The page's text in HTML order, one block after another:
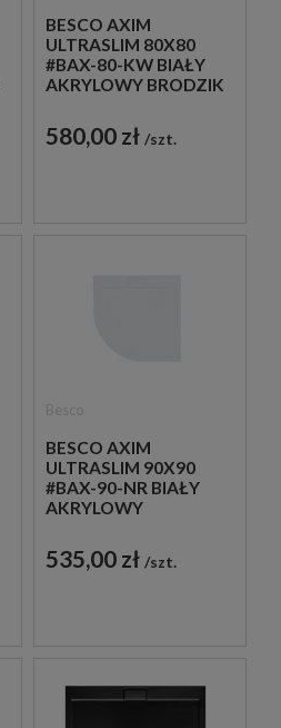
BESCO AXIM
ULTRASLIM 80X80
#BAX-80-KW BIAŁY
AKRYLOWY BRODZIK
580,00 zł szt.
BESCO AXIM
ULTRASLIM 90X90
#BAX-90-NR BIAŁY
AKRYLOWY
BRODZIK
PRYSZNICOWY
535,00 zł szt.